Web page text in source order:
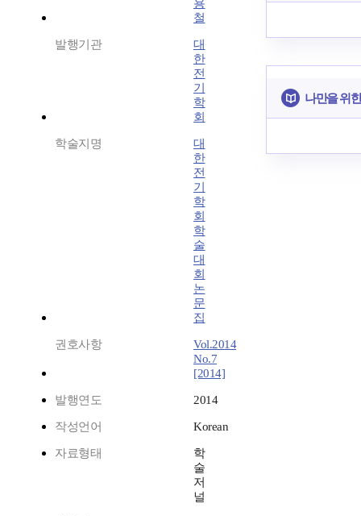
용
철
발행기관
대
한
전
기
학
회
학술지명
대
한
전
기
학
회
학
술
대
회
논
문
집
권호사항
Vol.2014
No.7
[2014]
발행연도 2014
작성언어 Korean
자료형태
학
술
저
널
나만을 위